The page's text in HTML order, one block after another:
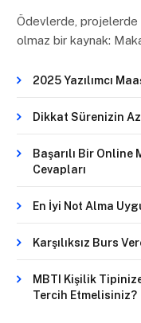
Ödevlerde, projelerde
olmaz bir kaynak:
2025 Yazılımcı
Dikkat Sürenizin
Başarılı Bir
Cevapları
En İyi Not Alma
Karşılıksız Burs
MBTI Kişilik
Tercih Etmelisiniz?